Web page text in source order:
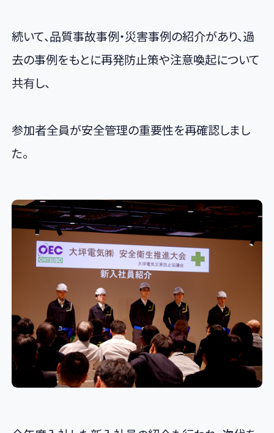
続いて、品質事故事例・災害事例の紹介があり、過
去の事例をもとに再発防止策や注意喚起について
共有し、
参加者全員が安全管理の重要性を再確認しまし
た。